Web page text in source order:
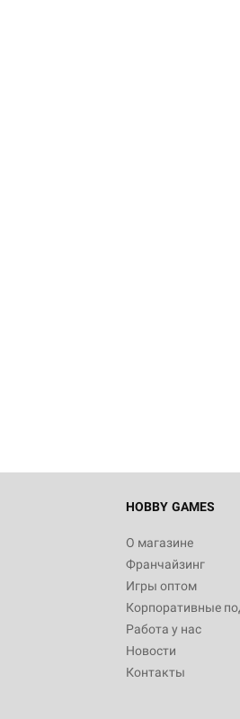
HOBBY GAMES
О магазине
Франчайзинг
Игры оптом
Корпоративные
Работа у нас
Новости
Контакты